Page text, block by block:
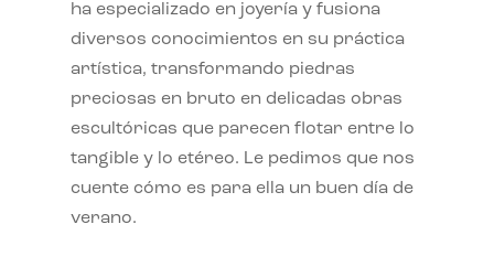
ha especializado en joyería y fusiona
diversos conocimientos en su práctica
artística, transformando piedras
preciosas en bruto en delicadas obras
escultóricas que parecen flotar entre lo
tangible y lo etéreo. Le pedimos que nos
cuente cómo es para ella un buen día de
verano.